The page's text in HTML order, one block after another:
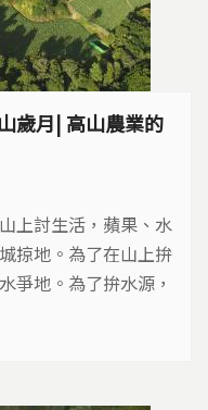
歲月| 高山農業的
上討生活，蘋果、水
掠地。為了在山上拚
爭地。為了拚水源，
人與山相爭半世紀，
乘時光機，看見山林